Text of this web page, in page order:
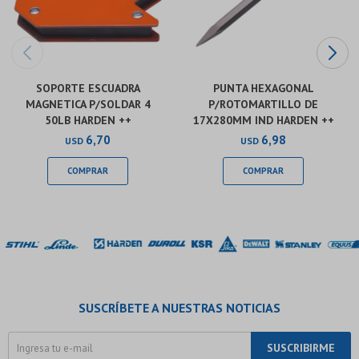
SOPORTE ESCUADRA
MAGNETICA P/SOLDAR 4
50LB HARDEN ++
USD 6,70
PUNTA HEXAGONAL
P/ROTOMARTILLO DE
17X280MM IND HARDEN ++
USD 6,98
SUSCRÍBETE A NUESTRAS NOTICIAS
SUSCRIBIRME